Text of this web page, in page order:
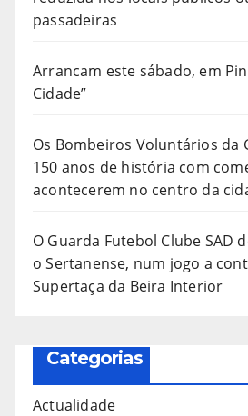
passadeiras
Arrancam este sábado, em
Cidade”
Os Bombeiros Voluntários da
150 anos de história com
acontecerem no centro da
O Guarda Futebol Clube SAD
o Sertanense, num jogo a
Supertaça da Beira Interior
Categorias
Actualidade